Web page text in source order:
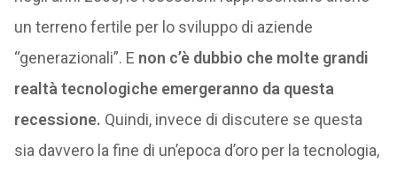
un terreno fertile per lo sviluppo di aziende
“generazionali”. E non c’è dubbio che molte grandi
realtà tecnologiche emergeranno da questa
recessione. Quindi, invece di discutere se questa
sia davvero la fine di un’epoca d’oro per la tecnologia,